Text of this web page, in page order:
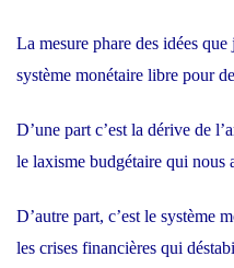
La mesure phare des idées
système monétaire libre pour
D’une part c’est la dérive de
le laxisme budgétaire qui nous
D’autre part, c’est le système
les crises financières qui